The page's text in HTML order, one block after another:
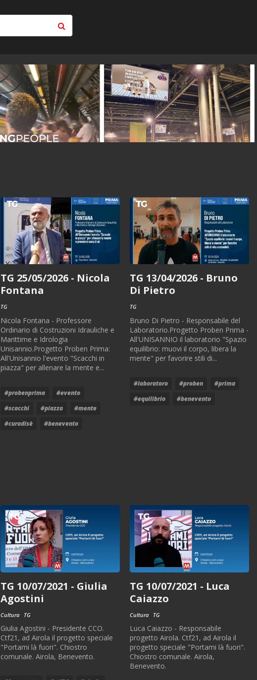
TG 25/05/2026 - Nicola
Fontana
TG
Nicola Fontana - Professore
Ordinario di Costruzioni Idrauliche e
Marittime e Idrologia
Unisannio.Progetto Proben Prima:
All'Unisannio l'evento "Scacchi in
piazza" per allenare la mente e...
#probenprima
#evento
#scacchi
#piazza
#mente
#curadisè
#benevento
TG 13/04/2026 - Bruno
Di Pietro
TG
Bruno Di Pietro - Responsabile del
Laboratorio.Progetto Proben Prima -
All'UNISANNIO il laboratorio "Spazio
equilibrio: muovi il corpo, libera la
mente" per favorire stili di...
#laboratoro #proben
#prima
#equilibrio
#benevento
TG 10/07/2021 - Giulia
Agostini
Cultura TG
Giulia Agostini - Presidente CCO.
Ctf21, ad Airola il progetto speciale
"Portami là fuori". Chiostro
comunale. Airola, Benevento.
TG 10/07/2021 - Luca
Caiazzo
Cultura TG
Luca Caiazzo - Responsabile
progetto Airola. Ctf21, ad Airola il
progetto speciale "Portami là fuori".
Chiostro comunale. Airola,
Benevento.